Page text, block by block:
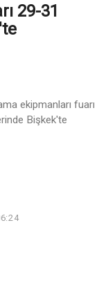
29-31
ekipmanları fuarı
Bişkek'te